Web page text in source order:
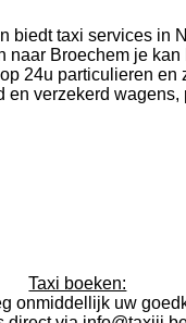
biedt taxi services in
naar Broechem je kan
24u particulieren
en verzekerd
Taxi boeken:
onmiddellijk uw